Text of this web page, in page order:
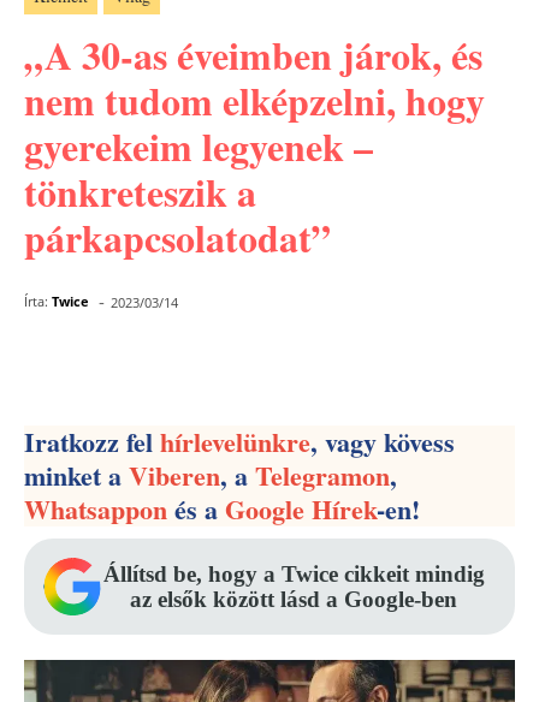
„A 30-as éveimben járok, és
nem tudom elképzelni, hogy
gyerekeim legyenek –
tönkreteszik a
párkapcsolatodat”
Írta: Twice - 2023/03/14
Iratkozz felhírlevelünkre, vagy kövess
minket aViberen, aTelegramon,
Whatsapponés aGoogle Hírek-en!
Állítsd be, hogy a Twice cikkeit mindig
az elsők között lásd a Google-ben